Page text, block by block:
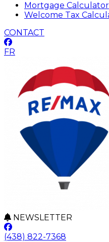
Mortgage Calculator
Welcome Tax
CONTACT
FR
NEWSLETTER
(438) 822-7368